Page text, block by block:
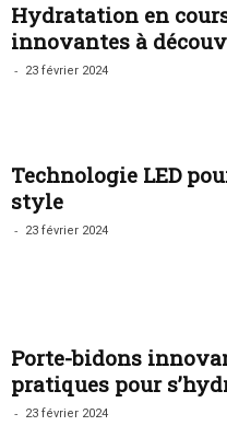
Hydratation en
innovantes à
- 23 février 2024
Technologie LED
style
- 23 février 2024
Porte-bidons
pratiques pour
- 23 février 2024